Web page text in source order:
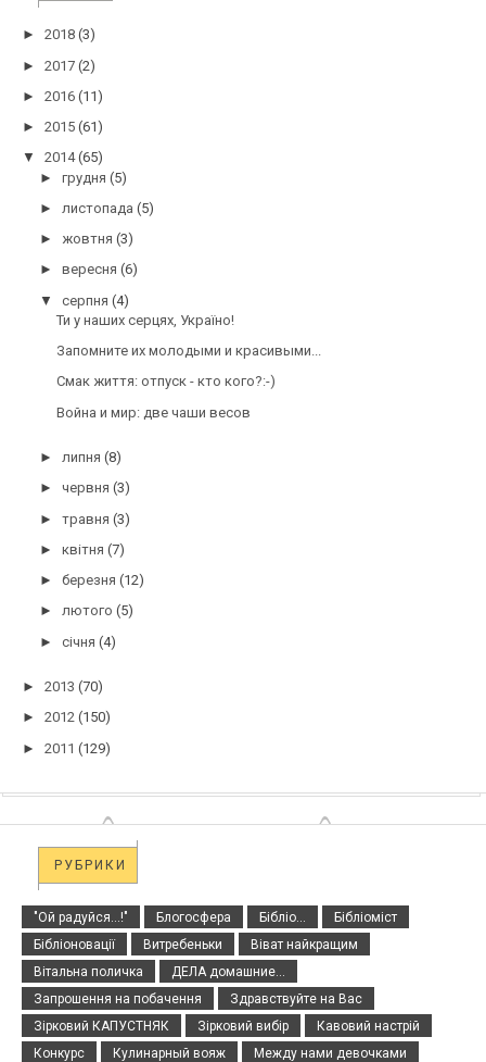
► 2018 (3)
► 2017 (2)
► 2016 (11)
► 2015 (61)
▼
2014 (65)
► грудня (5)
► листопада (5)
► жовтня (3)
► вересня (6)
▼
серпня (4)
Ти у наших серцях, Україно!
Запомните их молодыми и красивыми...
Смак життя: отпуск - кто кого?:-)
Война и мир: две чаши весов
► липня (8)
► червня (3)
► травня (3)
► квітня (7)
► березня (12)
► лютого (5)
► січня (4)
► 2013 (70)
► 2012 (150)
► 2011 (129)
РУБРИКИ
"Ой радуйся...!" Блогосфера Бібліо...
Бібліоміст
Бібліоновації
Витребеньки
Віват найкращим
Вітальна поличка
ДЕЛА домашние...
Запрошення на побачення
Здравствуйте на Вас
Зірковий КАПУСТНЯК
Зірковий вибір
Кавовий настрій
Конкурс
Кулинарный вояж
Между нами девочками